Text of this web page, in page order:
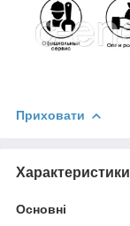
Приховати
Характеристики
Основні